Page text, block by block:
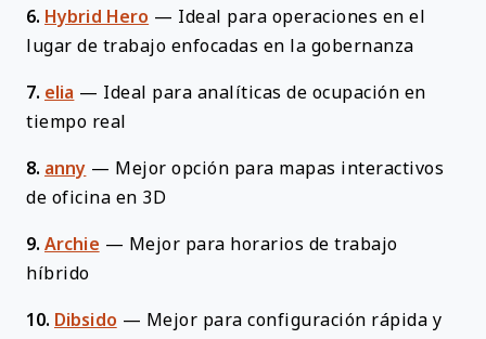
6. Hybrid Hero — Ideal para operaciones en el
lugar de trabajo enfocadas en la gobernanza
7. elia — Ideal para analíticas de ocupación en
tiempo real
8. anny — Mejor opción para mapas interactivos
de oficina en 3D
9. Archie — Mejor para horarios de trabajo
híbrido
10. Dibsido — Mejor para configuración rápida y